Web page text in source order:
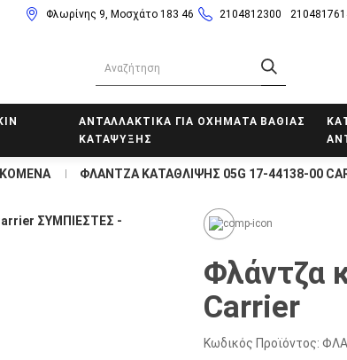
Φλωρίνης 9, Μοσχάτο 183 46 2104812300
ΑΝΤΑΛΛΑΚΤΙΚΑ ΓΙΑ ΟΧΗΜΑΤΑ ΒΑΘΙΑΣ
ΚΑΤΑΨΥΞΗΣ
ΦΛΑΝΤΖΑ ΚΑΤΑΘΛΙΨΗΣ 05G 17-44138-00
Φλάντζα
Carrier
Κωδικός Προϊόντος: